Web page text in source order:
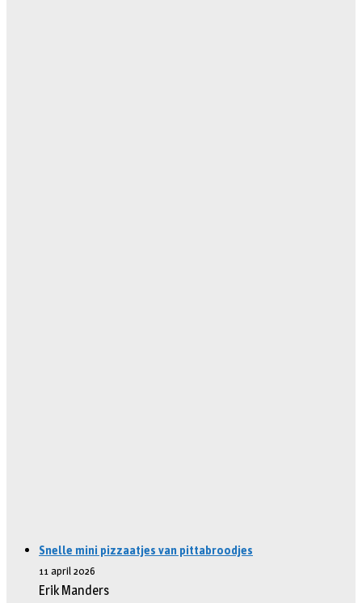
Snelle mini pizzaatjes van pittabroodjes
11 april 2026
Erik Manders